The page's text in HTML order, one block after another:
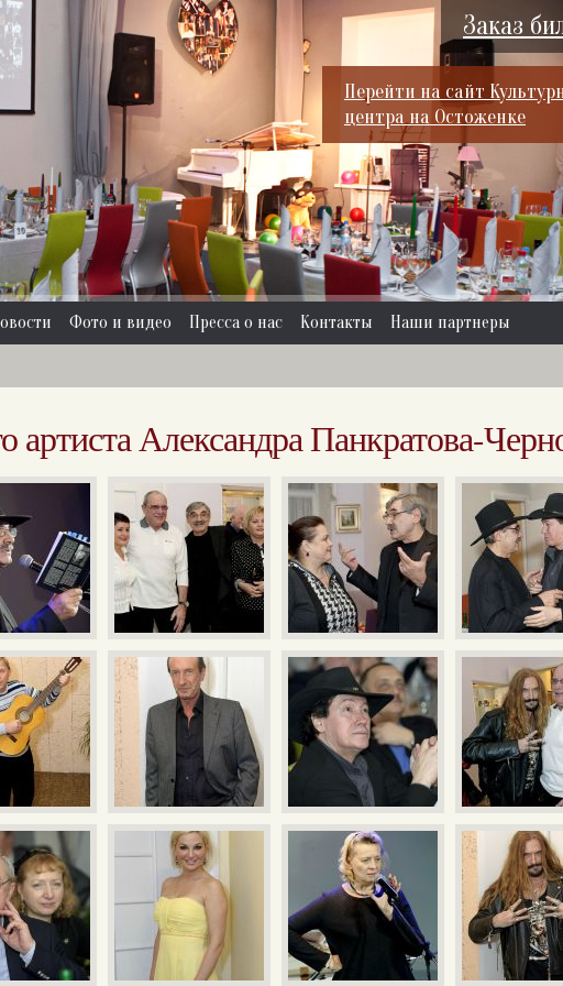
Заказ
Перейти на сайт
центра на Остоженке
Фото и видео Пресса о нас Контакты Наши партнеры
артиста Александра Панкратова-